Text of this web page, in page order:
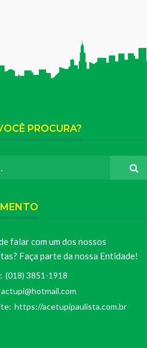
PROCURA?
falar com um dos nossos
Faça parte da nossa Entidade!
(018) 3851-1918
actupi@hotmail.com
https://acetupipaulista.com.br